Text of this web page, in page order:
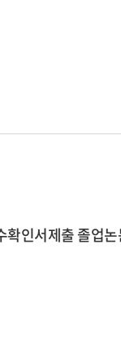
인서제출 졸업